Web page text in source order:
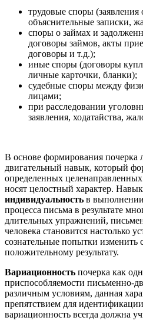
трудовые споры
объяснительные записки,
споры о займах и
договоры займов, акты
договоры и т.д.);
иные споры (договоры
личные карточки, бланки);
судебные споры между
лицами;
при расследовании
заявления, ходатайства,
В основе формирования почерка
двигательный навык, который
определенных
носят целостный характер. Навык
индивидуальность в
процесса письма в результате
длительных упражнений,
человека становится настолько
сознательные попытки изменить
положительному результату.
Вариационность почерка как
приспособляемости письменно-
различным условиям, данная
препятствием для
вариационность всегда должна